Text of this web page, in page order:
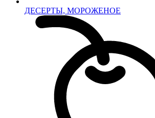
ДЕСЕРТЫ, МОРОЖЕНОЕ